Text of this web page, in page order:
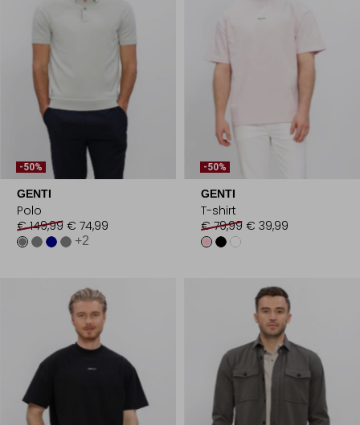
-50%
GENTI
Polo
€ 149,99 € 74,99
+2
-50%
GENTI
T-shirt
€ 79,99 € 39,99